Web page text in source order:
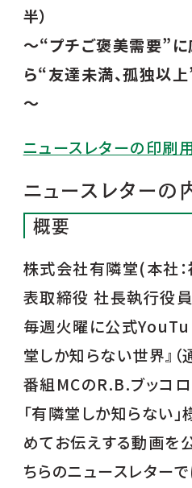
半）
～“プチご褒美需要”
ら“友達未満、孤独以
～
ニュースレターの印刷
ニュースレターの
概要
株式会社有隣堂(本社
表取締役 社長執行役員
毎週火曜に公式
堂しか知らない世界』（
番組MCのR.B.ブッコロ
「有隣堂しか知らない
めてお伝えする動画を
ちらのニュースレター